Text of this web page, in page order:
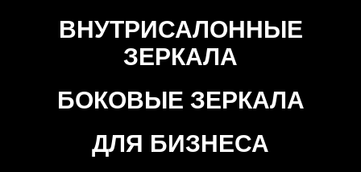
ВНУТРИСАЛОННЫЕ
ЗЕРКАЛА
БОКОВЫЕ ЗЕРКАЛА
ДЛЯ БИЗНЕСА